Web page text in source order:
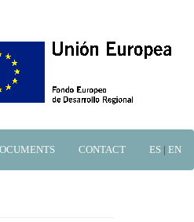
CONTACT ES | EN